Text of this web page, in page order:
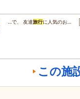
…で、 友達旅行に人気のお…
この施